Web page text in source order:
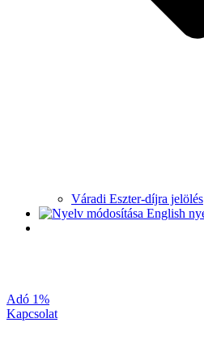
Váradi Eszter-díjra jelölés
Adó 1%
Kapcsolat